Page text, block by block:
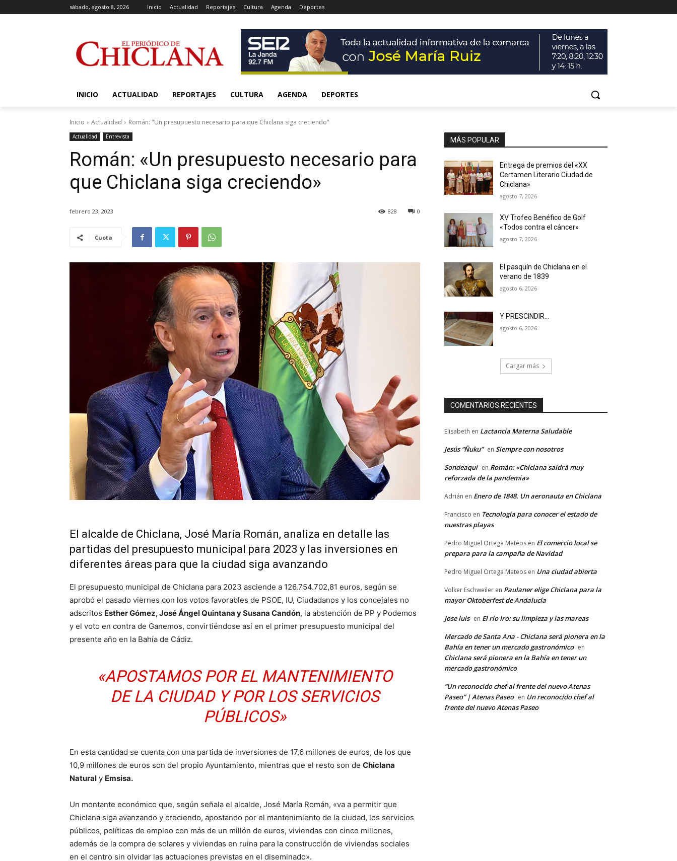
sábado, agosto 8, 2026 Inicio Actualidad Reportajes Cultura Agenda Deportes
INICIO ACTUALIDAD REPORTAJES CULTURA AGENDA DEPORTES
Inicio Actualidad Román: "Un presupuesto necesario para que Chiclana siga creciendo"
Actualidad Entrevista
Román: «Un presupuesto necesario para
que Chiclana siga creciendo»
febrero 23, 2023 0
828
Cuota
El alcalde de Chiclana, José María Román, analiza en detalle las
partidas del presupuesto municipal para 2023 y las inversiones en
diferentes áreas para que la ciudad siga avanzando
El presupuesto municipal de Chiclana para 2023 asciende a 126.754.702,81 euros, según se
aprobó el pasado viernes con los votos favorables de PSOE, IU, Ciudadanos y los concejales no
adscritos Esther Gómez, José Ángel Quintana y Susana Candón, la abstención de PP y Podemos
y el voto en contra de Ganemos, convirtiéndose así en el primer presupuesto municipal del
presente año en la Bahía de Cádiz.
«APOSTAMOS POR EL MANTENIMIENTO
DE LA CIUDAD Y POR LOS SERVICIOS
PÚBLICOS»
En esta cantidad se cuenta con una partida de inversiones de 17,6 millones de euros, de los que
10,9 millones de euros son del propio Ayuntamiento, mientras que el resto son de Chiclana
Natural y Emsisa.
Un montante económico que, según señala el alcalde, José María Román, «va a permitir que
Chiclana siga avanzando y creciendo, apostando por el mantenimiento de la ciudad, los servicios
públicos, políticas de empleo con más de un millón de euros, viviendas con cinco millones,
además de la compra de solares y viviendas en ruina para la construcción de viviendas sociales
en el centro sin olvidar las actuaciones previstas en el diseminado».
MÁS POPULAR
Entrega de premios del «XX
Certamen Literario Ciudad de
Chiclana»
agosto 7, 2026
XV Trofeo Benéfico de Golf
«Todos contra el cáncer»
agosto 7, 2026
El pasquín de Chiclana en el
verano de 1839
agosto 6, 2026
Y PRESCINDIR…
agosto 6, 2026
Cargar más
COMENTARIOS RECIENTES
Elisabeth en Lactancia Materna Saludable
Jesús “Ñuku” en Siempre con nosotros
Sondeaquí en Román: «Chiclana saldrá muy
reforzada de la pandemia»
Adrián en Enero de 1848. Un aeronauta en Chiclana
Francisco en Tecnología para conocer el estado de
nuestras playas
Pedro Miguel Ortega Mateos en El comercio local se
prepara para la campaña de Navidad
Pedro Miguel Ortega Mateos en Una ciudad abierta
Volker Eschweiler en Paulaner elige Chiclana para la
mayor Oktoberfest de Andalucía
Jose luis en El río Iro: su limpieza y las mareas
Mercado de Santa Ana - Chiclana será pionera en la
Bahía en tener un mercado gastronómico en
Chiclana será pionera en la Bahía en tener un
mercado gastronómico
“Un reconocido chef al frente del nuevo Atenas
Paseo” | Atenas Paseo en Un reconocido chef al
frente del nuevo Atenas Paseo